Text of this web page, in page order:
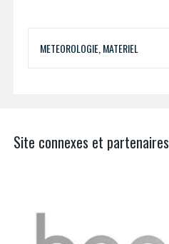
METEOROLOGIE, MATERIEL
Site connexes et partenaires